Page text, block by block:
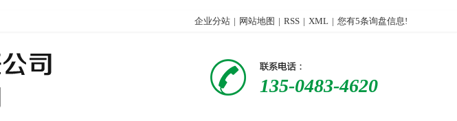
企业分站 | 网站地图 | RSS | XML | 您有5条询盘信息!
135-0483-4620